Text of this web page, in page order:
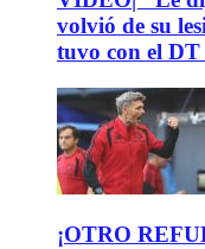
volvió de su
tuvo con el
¡OTRO